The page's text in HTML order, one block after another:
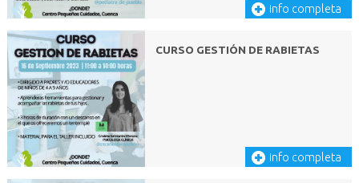
info completa
CURSO GESTIÓN DE RABIETAS
info completa